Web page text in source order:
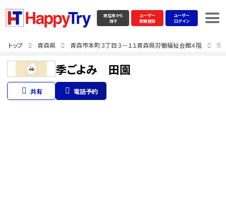
現在地から
探す
ユーザー
新規登録
ユーザー
ログイン
トップ 青森県 青森市本町３丁目３－１１青森県労働福祉会館４階 季
季ごよみ 田園
共有 電話予約